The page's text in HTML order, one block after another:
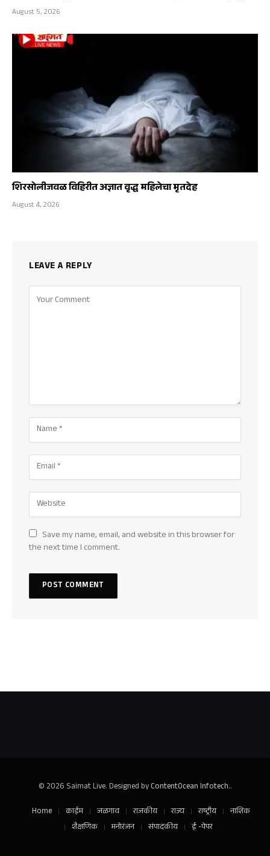
August 5, 2026
शिरसोलीजवळ विहिरीत अज्ञात वृद्ध महिलेचा मृतदेह
August 4, 2026
LEAVE A REPLY
Save my name, email, and website in this browser for
the next time I comment.
© 2026 Saimat Live. Designed byContentOcean Infotech..
Home
क्राईम जळगाव राजकीय राज्य राष्ट्रीय
नाशिक
शैक्षणिक
मनोरंजन संपादकीय ई -पेपर